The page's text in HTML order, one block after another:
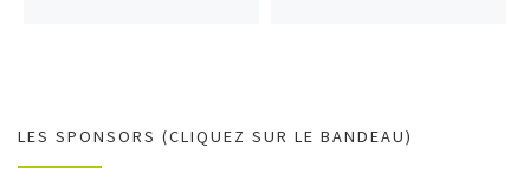
LES SPONSORS (CLIQUEZ SUR LE BANDEAU)